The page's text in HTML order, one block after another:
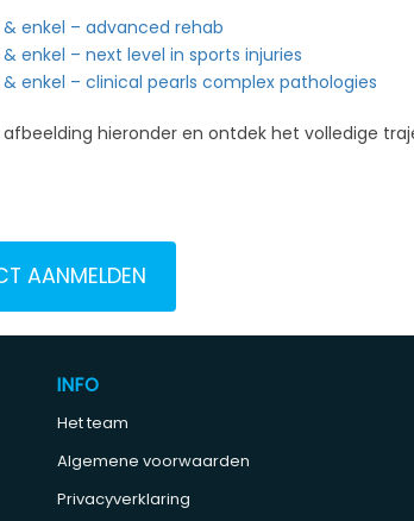
enkel – advanced rehab
enkel – next level in sports injuries
enkel – clinical pearls complex pathologies
afbeelding hieronder en ontdek het volledige
AANMELDEN
INFO
Het team
Algemene voorwaarden
Privacyverklaring